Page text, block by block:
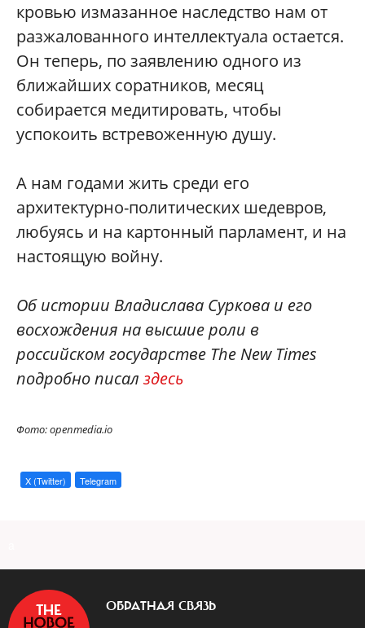
кровью измазанное наследство нам от
разжалованного интеллектуала остается.
Он теперь, по заявлению одного из
ближайших соратников, месяц
собирается медитировать, чтобы
успокоить встревоженную душу.
А нам годами жить среди его
архитектурно-политических шедевров,
любуясь и на картонный парламент, и на
настоящую войну.
Об истории Владислава Суркова и его
восхождения на высшие роли в
российском государстве The New Times
подробно писал здесь
Фото: openmedia.io
X (Twitter) Telegram
ОБРАТНАЯ СВЯЗЬ